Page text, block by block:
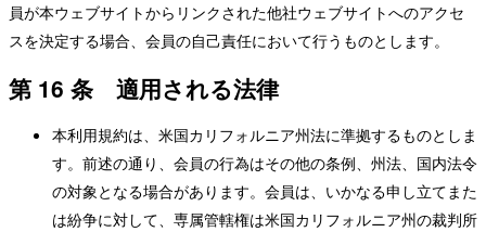
員が本ウェブサイトからリンクされた他社ウェブサイトへのアクセ
スを決定する場合、会員の自己責任において行うものとします。
第 16 条 適用される法律
本利用規約は、米国カリフォルニア州法に準拠するものとしま
す。前述の通り、会員の行為はその他の条例、州法、国内法令
の対象となる場合があります。会員は、いかなる申し立てまた
は紛争に対して、専属管轄権は米国カリフォルニア州の裁判所